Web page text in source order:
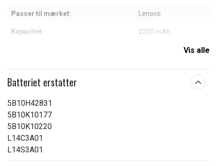
Passer til mærket: Lenovo
Kapacitet: 2200 mAh
Vis alle
Batteriet erstatter
5B10H42831
5B10K10177
5B10K10220
L14C3A01
L14S3A01